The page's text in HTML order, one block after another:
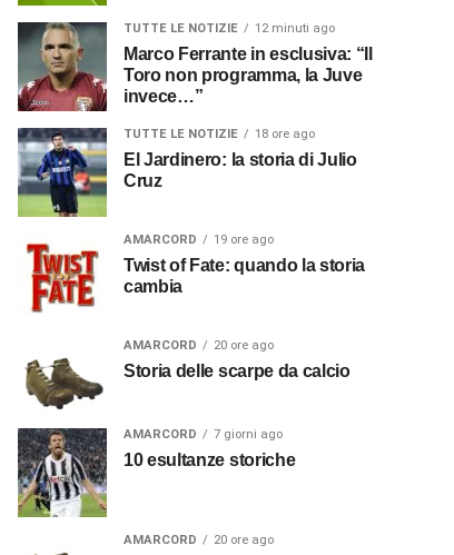
TUTTE LE NOTIZIE 12 minuti ago
Marco Ferrante in esclusiva: “Il
Toro non programma, la Juve
invece…”
TUTTE LE NOTIZIE 18 ore ago
El Jardinero: la storia di Julio
Cruz
AMARCORD 19 ore ago
Twist of Fate: quando la storia
cambia
AMARCORD 20 ore ago
Storia delle scarpe da calcio
AMARCORD 7 giorni ago
10 esultanze storiche
AMARCORD 20 ore ago